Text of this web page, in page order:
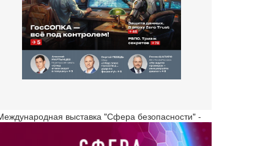
выставка "Сфера безопасности" -